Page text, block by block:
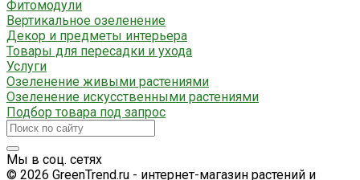
Фитомодули
Вертикальное озеленение
Декор и предметы интерьера
Товары для пересадки и ухода
Услуги
Озеленение живыми растениями
Озеленение искусственными растениями
Подбор товара под запрос
Мы в соц. сетях
© 2026 GreenTrend.ru - интернет-магазин растений и